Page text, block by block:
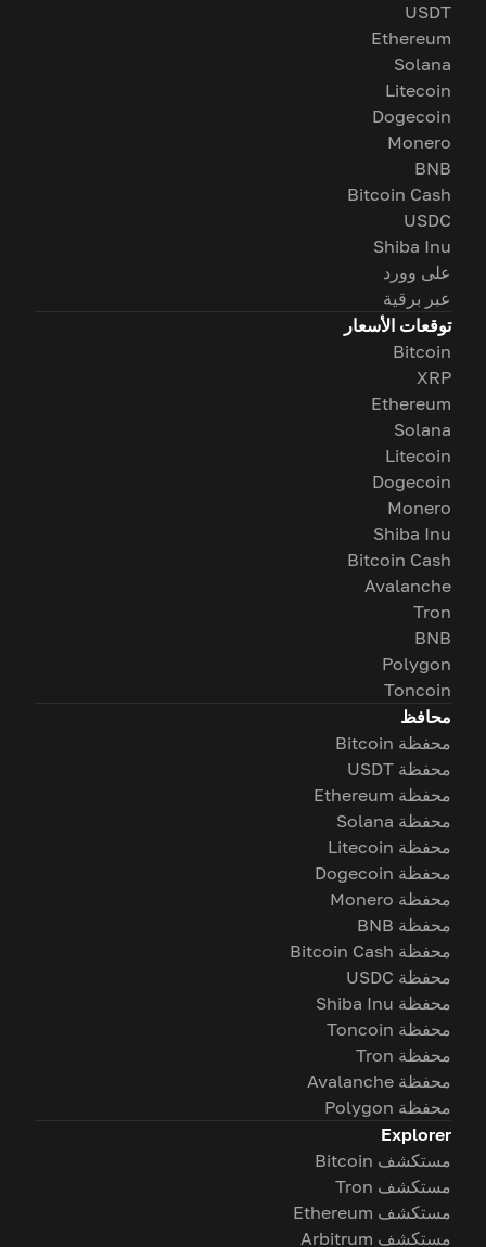
USDT
Ethereum
Solana
Litecoin
Dogecoin
Monero
BNB
Bitcoin Cash
USDC
Shiba Inu
على وورد
عبر برقية
توقعات الأسعار
Bitcoin
XRP
Ethereum
Solana
Litecoin
Dogecoin
Monero
Shiba Inu
Bitcoin Cash
Avalanche
Tron
BNB
Polygon
Toncoin
محافظ
محفظة Bitcoin
محفظة USDT
محفظة Ethereum
محفظة Solana
محفظة Litecoin
محفظة Dogecoin
محفظة Monero
محفظة BNB
محفظة Bitcoin Cash
محفظة USDC
محفظة Shiba Inu
محفظة Toncoin
محفظة Tron
محفظة Avalanche
محفظة Polygon
Explorer
مستكشف Bitcoin
مستكشف Tron
مستكشف Ethereum
مستكشف Arbitrum